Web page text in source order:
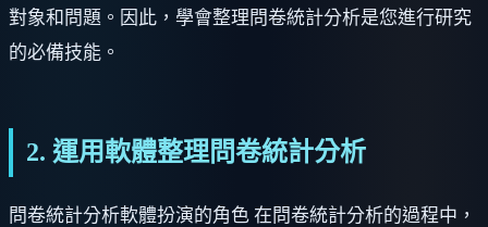
對象和問題。因此，學會整理問卷統計分析是您進行研究
的必備技能。
2. 運用軟體整理問卷統計分析
問卷統計分析軟體扮演的角色 在問卷統計分析的過程中，